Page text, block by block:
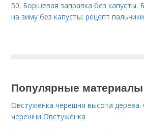
50. Борщевая заправка без капусты.
на зиму без капусты: рецепт
Популярные материалы
Овстуженка черешня высота дерева.
черешни Овстуженка